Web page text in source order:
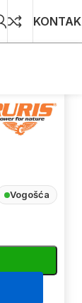
Vogošća